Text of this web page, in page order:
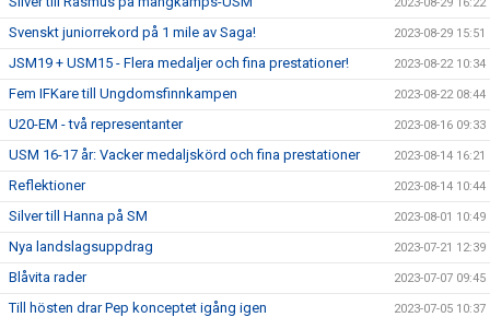
Svenskt juniorrekord på 1 mile av Saga! 2023-08-29 15:51
JSM19 + USM15 - Flera medaljer och fina prestationer! 2023-08-22 10:34
Fem IFKare till Ungdomsfinnkampen 2023-08-22 08:44
U20-EM - två representanter 2023-08-16 09:33
USM 16-17 år: Vacker medaljskörd och fina prestationer 2023-08-14 16:21
Reflektioner 2023-08-14 10:44
Silver till Hanna på SM 2023-08-01 10:49
Nya landslagsuppdrag 2023-07-21 12:39
Blåvita rader 2023-07-07 09:45
Till hösten drar Pep konceptet igång igen 2023-07-05 10:37